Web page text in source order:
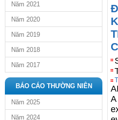
Năm 2021
Năm 2020
Năm 2019
Năm 2018
Năm 2017
BÁO CÁO THƯỜNG NIÊN
Năm 2025
Năm 2024